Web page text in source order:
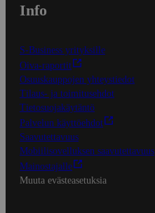
Info
S-Business yrityksille
Oiva-raportit
Osuuskauppojen yhteystiedot
Tilaus- ja toimitusehdot
Tietosuojakäytäntö
Palvelun käyttöehdot
Saavutettavuus
Mobiilisovelluksen saavutettavuus
Mainostajalle
Muuta evästeasetuksia